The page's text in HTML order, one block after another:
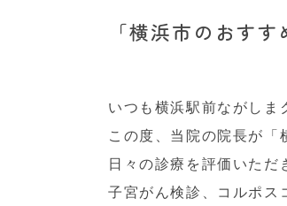
「横浜市のおす
いつも横浜駅前ながしま
この度、当院の院長が「
日々の診療を評価いた
子宮がん検診、コルポス